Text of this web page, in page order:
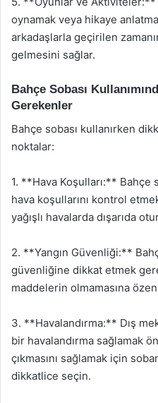
oynamak veya hikaye
arkadaşlarla geçirilen
gelmesini sağlar.
Bahçe Sobası
Gerekenler
Bahçe sobası kullanırken
noktalar:
1. **Hava Koşulları:** Bahçe
hava koşullarını kontrol
yağışlı havalarda dışarıda
2. **Yangın Güvenliği:**
güvenliğine dikkat etmek
maddelerin olmamasına
3. **Havalandırma:** Dış
bir havalandırma sağlamak
çıkmasını sağlamak için
dikkatlice seçin.